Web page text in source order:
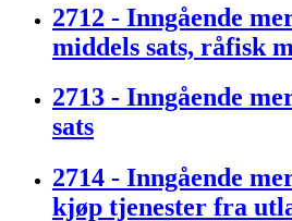
2712 - Inngående
middels sats, råfisk
2713 - Inngående
sats
2714 - Inngående
kjøp tjenester fra